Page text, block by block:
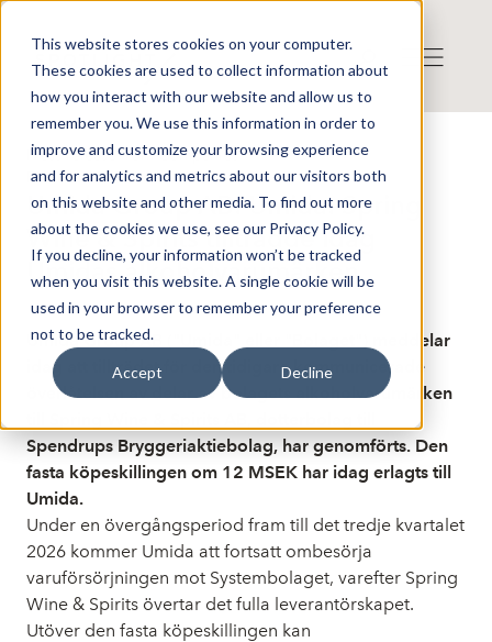
This website stores cookies on your computer.
These cookies are used to collect information about
how you interact with our website and allow us to
remember you. We use this information in order to
improve and customize your browsing experience
and for analytics and metrics about our visitors both
on this website and other media. To find out more
about the cookies we use, see our Privacy Policy.
If you decline, your information won’t be tracked
when you visit this website. A single cookie will be
used in your browser to remember your preference
not to be tracked.
Accept Decline
Press release from Companies
Publicerat: 2026-06-11 11:30:11
Umida Group AB: Umida: Spring
Wine & Spirits tillträdde idag
Umidas alkoholvarumärken
Umida Group AB ("Umida" eller "Bolaget") meddelar
idag att tillträdet för den tidigare kommunicerade
överlåtelsen av delar av bolagets alkoholvarumärken
Spendrups Bryggeriaktiebolag, har genomförts. Den
fasta köpeskillingen om 12 MSEK har idag erlagts till
Umida.
Under en övergångsperiod fram till det tredje kvartalet
2026 kommer Umida att fortsatt ombesörja
varuförsörjningen mot Systembolaget, varefter Spring
Wine & Spirits övertar det fulla leverantörskapet.
Utöver den fasta köpeskillingen kan